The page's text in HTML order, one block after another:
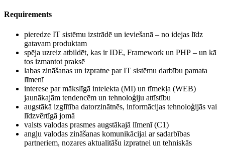
Requirements
pieredze IT sistēmu izstrādē un ieviešanā – no idejas līdz
gatavam produktam
spēja uzreiz atbildēt, kas ir IDE, Framework un PHP – un kā
tos izmantot praksē
labas zināšanas un izpratne par IT sistēmu darbību pamata
līmenī
interese par mākslīgā intelekta (MI) un tīmekļa (WEB)
jaunākajām tendencēm un tehnoloģiju attīstību
augstākā izglītība datorzinātnēs, informācijas tehnoloģijās vai
līdzvērtīgā jomā
valsts valodas prasmes augstākajā līmenī (C1)
angļu valodas zināšanas komunikācijai ar sadarbības
partneriem, nozares aktualitāšu izpratnei un tehniskās